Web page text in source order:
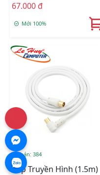
67.000 đ
Mới 100%
Đã bán: 384
Cáp Truyền Hình (1.5m)